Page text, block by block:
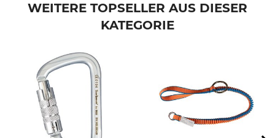
WEITERE TOPSELLER AUS DIESER
KATEGORIE